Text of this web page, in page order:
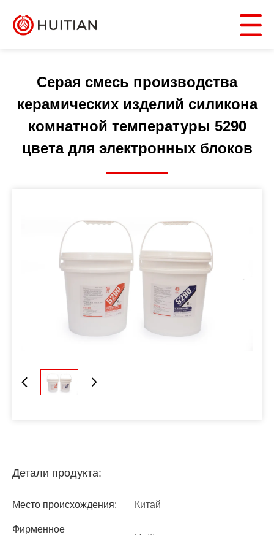
Серая смесь производства
керамических изделий силикона
комнатной температуры 5290
цвета для электронных блоков
Детали продукта:
Место происхождения: Китай
Фирменное